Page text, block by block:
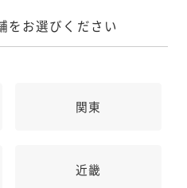
をお選びください
関東
近畿